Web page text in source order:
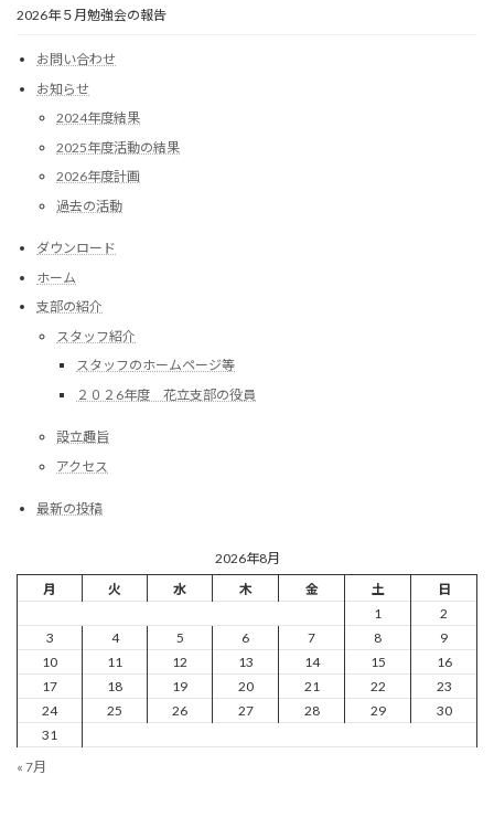
2026年５月勉強会の報告
お問い合わせ
お知らせ
2024年度結果
2025年度活動の結果
2026年度計画
過去の活動
ダウンロード
ホーム
支部の紹介
スタッフ紹介
スタッフのホームページ等
２０２6年度 花立支部の役員
設立趣旨
アクセス
最新の投稿
2026年8月
月
火 水 木 金 土
日
1
2
3
4 5 6 7 8
9
10
11 12 13 14 15
16
17
18 19 20 21 22
23
24
25 26 27 28 29
30
31
« 7月